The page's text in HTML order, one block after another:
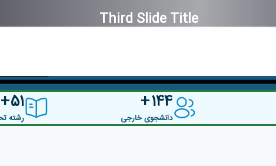
First Slide Title
144
دانشجوی خارجی
51
رشته